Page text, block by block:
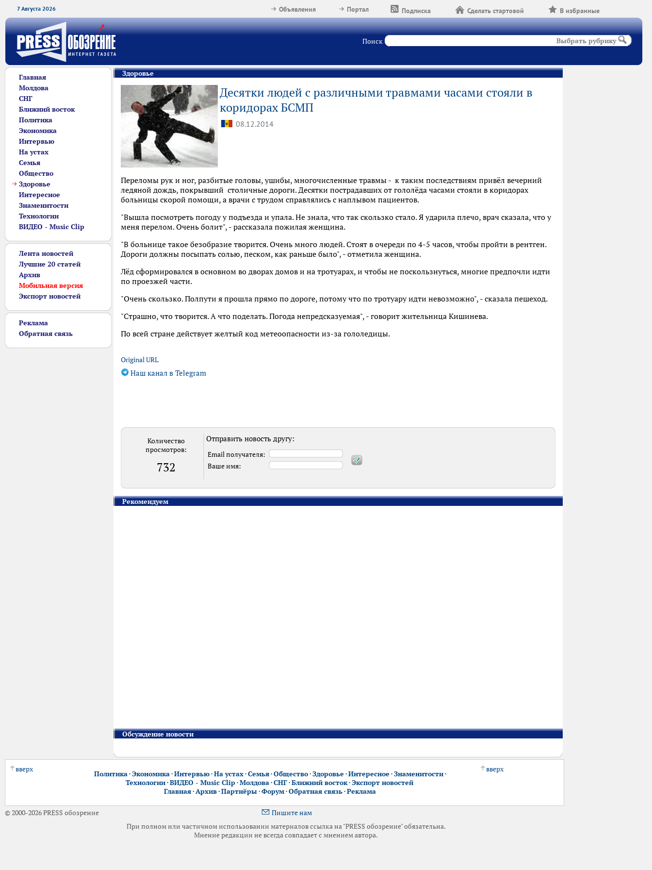
7 Августа 2026 В избранные
Сделать стартовой
Подписка
Портал
Объявления
Поиск Выбрать рубрику
Главная
Молдова
СНГ
Ближний восток
Политика
Экономика
Интервью
На устах
Семья
Общество
Здоровье
Интересное
Знаменитости
Технологии
ВИДЕО - Music Clip
Лента новостей
Лучшие 20 статей
Архив
Мобильная версия
Экспорт новостей
Реклама
Обратная связь
Здоровье
Десятки людей с различными травмами часами стояли в
коридорах БСМП
08.12.2014
Переломы рук и ног, разбитые головы, ушибы, многочисленные травмы - к таким последствиям привёл вечерний
ледяной дождь, покрывший столичные дороги. Десятки пострадавших от гололёда часами стояли в коридорах
больницы скорой помощи, а врачи с трудом справлялись с наплывом пациентов.
"Вышла посмотреть погоду у подъезда и упала. Не знала, что так скользко стало. Я ударила плечо, врач сказала, что у
меня перелом. Очень болит", - рассказала пожилая женщина.
"В больнице такое безобразие творится. Очень много людей. Стоят в очереди по 4-5 часов, чтобы пройти в рентген.
Дороги должны посыпать солью, песком, как раньше было", - отметила женщина.
Лёд сформировался в основном во дворах домов и на тротуарах, и чтобы не поскользнуться, многие предпочли идти
по проезжей части.
"Очень скользко. Полпути я прошла прямо по дороге, потому что по тротуару идти невозможно", - сказала пешеход.
"Страшно, что творится. А что поделать. Погода непредсказуемая", - говорит жительница Кишинева.
По всей стране действует желтый код метеоопасности из-за гололедицы.
Original URL
Наш канал в Telegram
Количество
просмотров:
732
Отправить новость другу:
Email получателя:
Ваше имя:
Рекомендуем
Обсуждение новости
вверх
Политика·Экономика·Интервью·На устах·Семья·Общество·Здоровье ·Интересное ·Знаменитости·
Технологии·ВИДЕО - Music Clip ·Молдова·СНГ·Ближний восток·Экспорт новостей
Главная·Архив·Партнёры·Форум·Обратная связь·Реклама
вверх
© 2000-2026 PRESS обозрение
Пишите нам
При полном или частичном использовании материалов ссылка на "PRESS обозрение" обязательна.
Мнение редакции не всегда совпадает с мнением автора.